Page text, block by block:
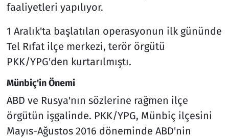
faaliyetleri yapılıyor.
1 Aralık'ta başlatılan operasyonun ilk gününde
Tel Rıfat ilçe merkezi, terör örgütü
PKK/YPG'den kurtarılmıştı.
Münbiç'in Önemi
ABD ve Rusya'nın sözlerine rağmen ilçe
örgütün işgalinde. PKK/YPG, Münbiç ilçesini
Mayıs-Ağustos 2016 döneminde ABD'nin